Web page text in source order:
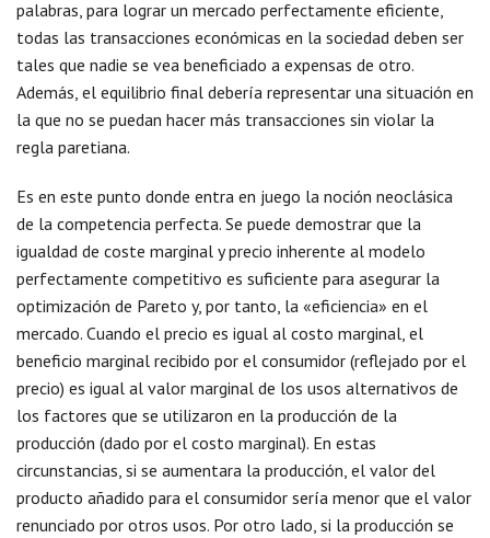
palabras, para lograr un mercado perfectamente eficiente,
todas las transacciones económicas en la sociedad deben ser
tales que nadie se vea beneficiado a expensas de otro.
Además, el equilibrio final debería representar una situación en
la que no se puedan hacer más transacciones sin violar la
regla paretiana.
Es en este punto donde entra en juego la noción neoclásica
de la competencia perfecta. Se puede demostrar que la
igualdad de coste marginal y precio inherente al modelo
perfectamente competitivo es suficiente para asegurar la
optimización de Pareto y, por tanto, la «eficiencia» en el
mercado. Cuando el precio es igual al costo marginal, el
beneficio marginal recibido por el consumidor (reflejado por el
precio) es igual al valor marginal de los usos alternativos de
los factores que se utilizaron en la producción de la
producción (dado por el costo marginal). En estas
circunstancias, si se aumentara la producción, el valor del
producto añadido para el consumidor sería menor que el valor
renunciado por otros usos. Por otro lado, si la producción se